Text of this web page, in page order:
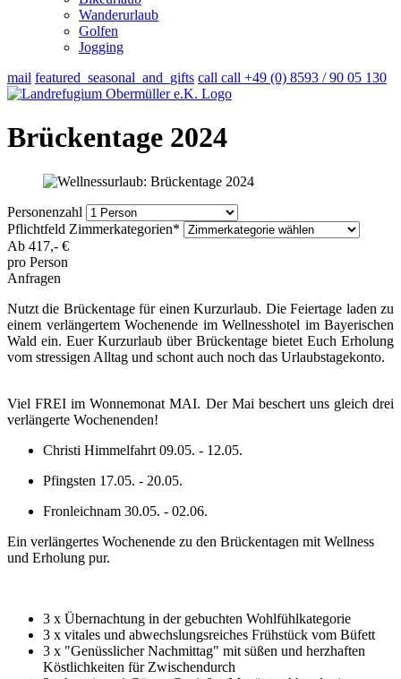
Wanderurlaub
Golfen
Jogging
mail featured_seasonal_and_gifts call call +49 (0) 8593 / 90 05 130
Brückentage 2024
Personenzahl
Pflichtfeld Zimmerkategorien*
Ab 417,- €
pro Person
Anfragen
Nutzt die Brückentage für einen Kurzurlaub. Die Feiertage laden zu
einem verlängertem Wochenende im Wellnesshotel im Bayerischen
Wald ein. Euer Kurzurlaub über Brückentage bietet Euch Erholung
vom stressigen Alltag und schont auch noch das Urlaubstagekonto.
Viel FREI im Wonnemonat MAI. Der Mai beschert uns gleich drei
verlängerte Wochenenden!
Christi Himmelfahrt 09.05. - 12.05.
Pfingsten 17.05. - 20.05.
Fronleichnam 30.05. - 02.06.
Ein verlängertes Wochenende zu den Brückentagen mit Wellness
und Erholung pur.
3 x Übernachtung in der gebuchten Wohlfühlkategorie
3 x vitales und abwechslungsreiches Frühstück vom Büfett
3 x "Genüsslicher Nachmittag" mit süßen und herzhaften
Köstlichkeiten für Zwischendurch